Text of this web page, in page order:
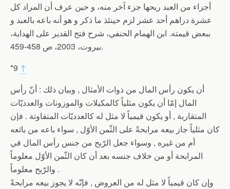
أجزاء من العبد ربحها جزء آخر منه، و حين عرف أن المراد كل
عشرة دراهم أحد عشر لزم حينئذ ما ذكر و هو أنه باعه بالعبد و
ببعض قيمته. ابن الهمام الحنفي، شرح فتح القدير على الهداية،
بيروت، 2003، ص 458-459.
*9 ↑
أن يكون رأس المال من ذوات الأمثال , وبيان ذلك : أنّ رأس
المال إمّا أن يكون مثلياً كالمكيلات والموزونات والعدديّات
المتقاربة , أو يكون قيمياً لا مثل له كالعدديّات المتفاوتة . فإن
كان مثلياً جاز بيعه مرابحةً على الثّمن الأوّل , سواء باعه من بائعه
أم من غيره , وسواء جعل الرّبح من جنس رأس المال في
المرابحة أو من خلاف جنسه بعد أن كان الثّمن الأوّل معلوماً
والرّبح معلوماً .
وإن كان قيمياً لا مثل له من العروض , فإنّه لا يجوز بيعه مرابحةً